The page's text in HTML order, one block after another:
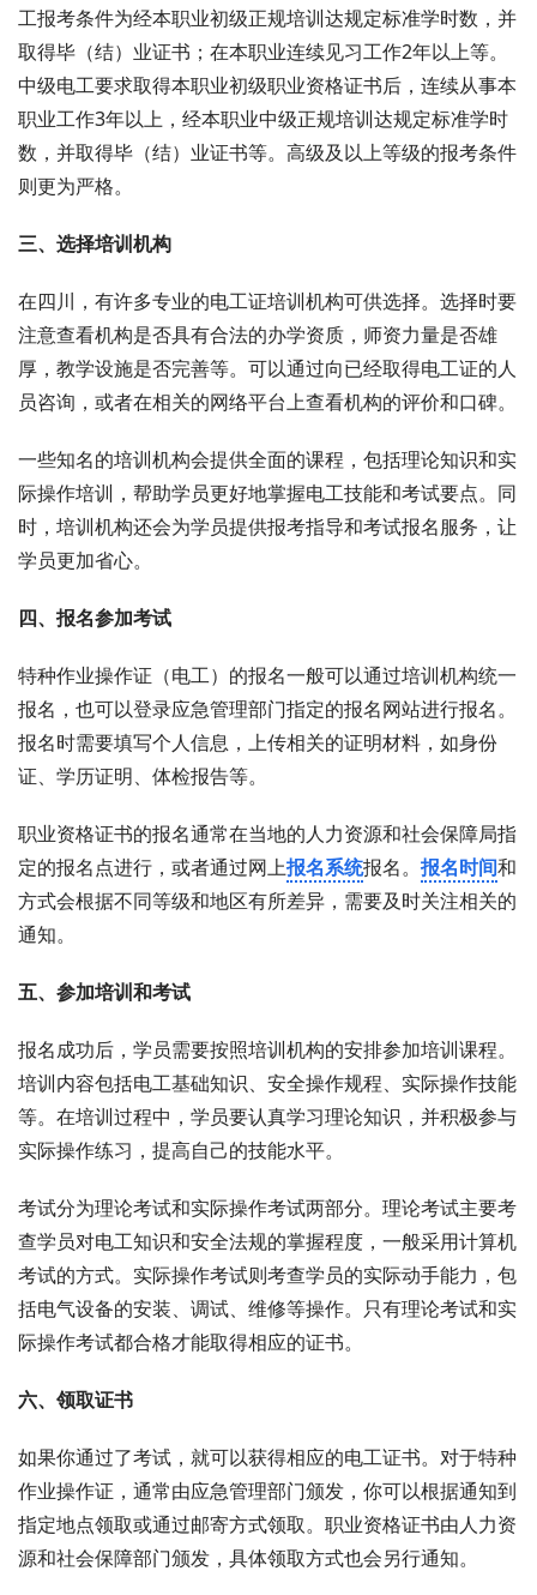
工报考条件为经本职业初级正规培训达规定标准学时数，并
取得毕（结）业证书；在本职业连续见习工作2年以上等。
中级电工要求取得本职业初级职业资格证书后，连续从事本
职业工作3年以上，经本职业中级正规培训达规定标准学时
数，并取得毕（结）业证书等。高级及以上等级的报考条件
则更为严格。
三、选择培训机构
在四川，有许多专业的电工证培训机构可供选择。选择时要
注意查看机构是否具有合法的办学资质，师资力量是否雄
厚，教学设施是否完善等。可以通过向已经取得电工证的人
员咨询，或者在相关的网络平台上查看机构的评价和口碑。
一些知名的培训机构会提供全面的课程，包括理论知识和实
际操作培训，帮助学员更好地掌握电工技能和考试要点。同
时，培训机构还会为学员提供报考指导和考试报名服务，让
学员更加省心。
四、报名参加考试
特种作业操作证（电工）的报名一般可以通过培训机构统一
报名，也可以登录应急管理部门指定的报名网站进行报名。
报名时需要填写个人信息，上传相关的证明材料，如身份
证、学历证明、体检报告等。
职业资格证书的报名通常在当地的人力资源和社会保障局指
定的报名点进行，或者通过网上报名系统报名。 报名时间和
方式会根据不同等级和地区有所差异，需要及时关注相关的
通知。
五、参加培训和考试
报名成功后，学员需要按照培训机构的安排参加培训课程。
培训内容包括电工基础知识、安全操作规程、实际操作技能
等。在培训过程中，学员要认真学习理论知识，并积极参与
实际操作练习，提高自己的技能水平。
考试分为理论考试和实际操作考试两部分。理论考试主要考
查学员对电工知识和安全法规的掌握程度，一般采用计算机
考试的方式。实际操作考试则考查学员的实际动手能力，包
括电气设备的安装、调试、维修等操作。只有理论考试和实
际操作考试都合格才能取得相应的证书。
六、领取证书
如果你通过了考试，就可以获得相应的电工证书。对于特种
作业操作证，通常由应急管理部门颁发，你可以根据通知到
指定地点领取或通过邮寄方式领取。职业资格证书由人力资
源和社会保障部门颁发，具体领取方式也会另行通知。